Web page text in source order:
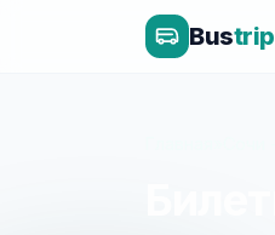
Bustrip